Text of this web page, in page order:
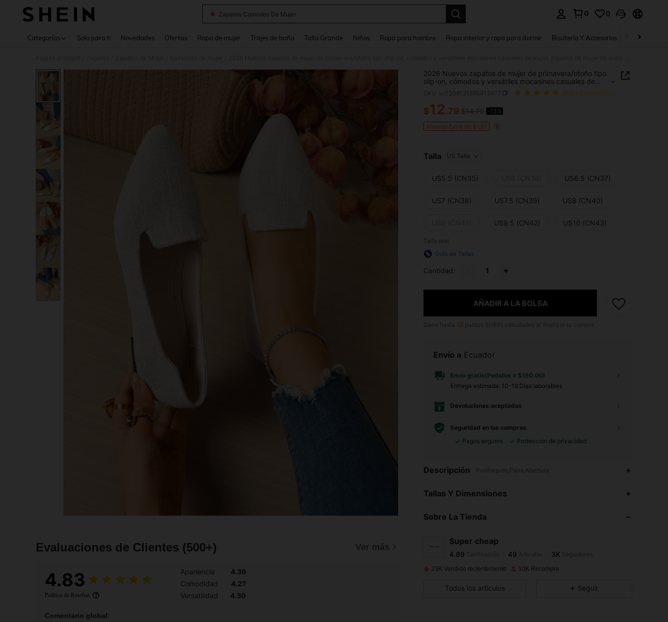
Zapatos Comodos De Mujer
0 0
Categorías Solo para ti Novedades Ofertas Ropa de mujer Trajes de baño Talla Grande Niños Ropa para hombre Ropa interior y ropa para dormir Bisutería Y Accesorios Zapatos
Evaluaciones de Clientes (500+) Ver más
4.83
Política de Reseñas
Apariencia
4.36
Comodidad
4.27
Versatilidad
4.30
Comentario global:
2026 Nuevos zapatos de mujer de primavera/otoño tipo
slip-on, cómodos y versátiles mocasines casuales de
mujer, zapatos de mujer de suela blanda para exteriores,
zapatos de trabajo para damas, zapatos para
estudiantes universitarias
(500+ Comentarios)
PRICE AND AVAILABILITY
$12.79 -13%
Ahorros Extra de $1.91
Talla US Talla
US5.5 (CN35) US6.5 (CN37)
US7 (CN38) US7.5 (CN39) US8 (CN40)
US9.5 (CN42) US10 (CN43)
Talla real
Guía de Tallas
Cantidad:
AÑADIR A LA BOLSA
12
Envío a Ecuador
Envío gratis(Pedidos ≥ $150.00)
Entrega estimada: 10-18 Días laborables
Devoluciones aceptadas
Seguridad en las compras
Pagos seguros
Protección de privacidad
Descripción Puntiagudo,Pana,Abertura
Tallas Y Dimensiones
Sobre La Tienda
Super cheap
4.89
4.89
Calificación
seguidoHace 1 día
4.89
23K Vendido recientemente 10K Recompra
Todos los artículos Seguir